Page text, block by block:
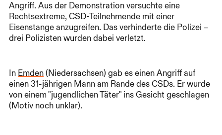
Angriff. Aus der Demonstration versuchte eine
Rechtsextreme, CSD-Teilnehmende mit einer
Eisenstange anzugreifen. Das verhinderte die Polizei –
drei Polizisten wurden dabei verletzt.
In Emden(Niedersachsen) gab es einen Angriff auf
einen 31-jährigen Mann am Rande des CSDs. Er wurde
von einem "jugendlichen Täter" ins Gesicht geschlagen
(Motiv noch unklar).